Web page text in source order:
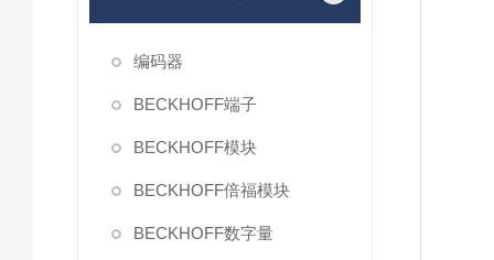
编码器
BECKHOFF端子
BECKHOFF模块
BECKHOFF倍福模块
BECKHOFF数字量